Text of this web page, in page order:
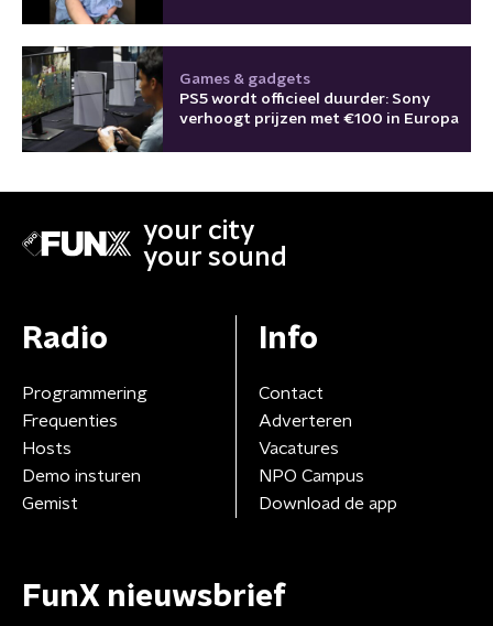
Games & gadgets
PS5 wordt officieel duurder: Sony
verhoogt prijzen met €100 in Europa
your city
your sound
Radio
Programmering
Frequenties
Hosts
Demo insturen
Gemist
Info
Contact
Adverteren
Vacatures
NPO Campus
Download de app
FunX nieuwsbrief